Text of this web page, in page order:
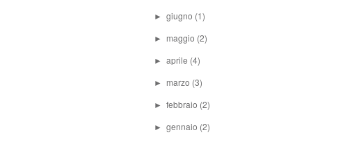
►giugno (1)
► maggio (2)
►aprile (4)
► marzo (3)
►febbraio (2)
►gennaio (2)